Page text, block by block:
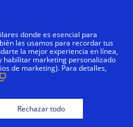
donde es esencial para
las usamos para recordar tus
la mejor experiencia en línea,
habilitar marketing personalizado
de marketing). Para detalles,
Rechazar todo